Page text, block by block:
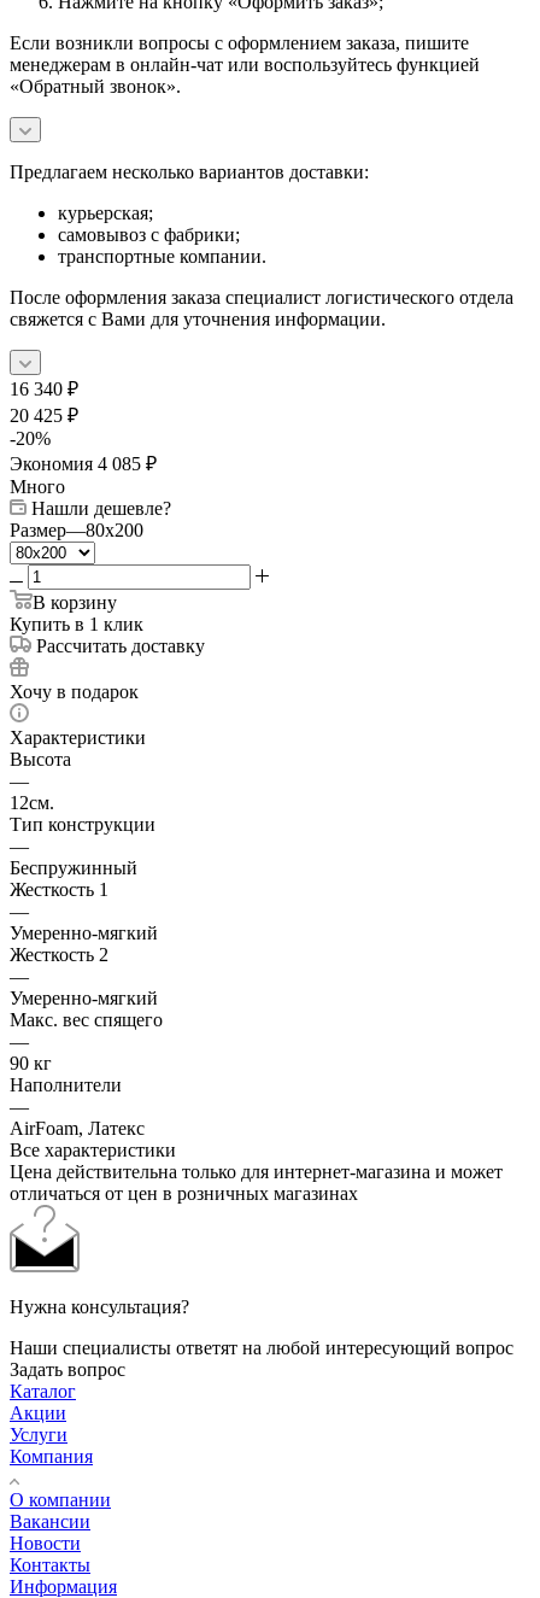
Если возникли вопросы с оформлением заказа, пишите
менеджерам в онлайн-чат или воспользуйтесь функцией
«Обратный звонок».
Предлагаем несколько вариантов доставки:
курьерская;
самовывоз с фабрики;
транспортные компании.
После оформления заказа специалист логистического отдела
свяжется с Вами для уточнения информации.
16 340 ₽
20 425 ₽
-20%
Экономия 4 085 ₽
Много
Нашли дешевле?
Размер—80x200
В корзину
Купить в 1 клик
Рассчитать доставку
Хочу в подарок
Характеристики
Высота
—
12см.
Тип конструкции
—
Беспружинный
Жесткость 1
—
Умеренно-мягкий
Жесткость 2
—
Умеренно-мягкий
Макс. вес спящего
—
90 кг
Наполнители
—
AirFoam, Латекс
Все характеристики
Цена действительна только для интернет-магазина и может
отличаться от цен в розничных магазинах
Нужна консультация?
Наши специалисты ответят на любой интересующий вопрос
Задать вопрос
Каталог
Акции
Услуги
Компания
О компании
Вакансии
Новости
Контакты
Информация